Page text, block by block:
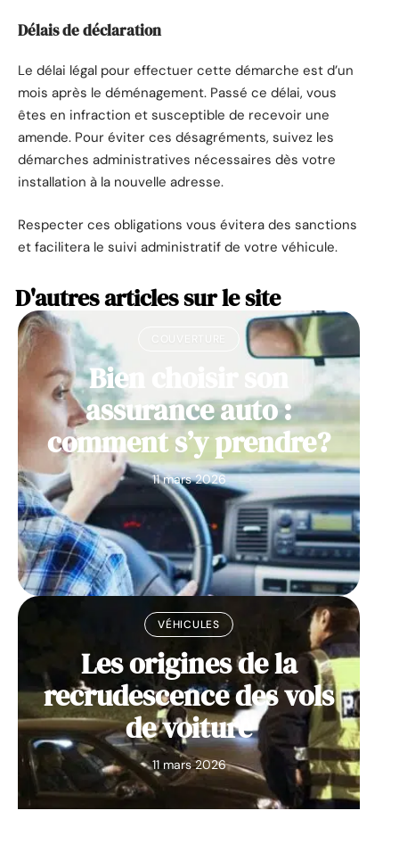
Délais de déclaration
Le délai légal pour effectuer cette démarche est d’un
mois après le déménagement. Passé ce délai, vous
êtes en infraction et susceptible de recevoir une
amende. Pour éviter ces désagréments, suivez les
démarches administratives nécessaires dès votre
installation à la nouvelle adresse.
Respecter ces obligations vous évitera des sanctions
et facilitera le suivi administratif de votre véhicule.
D'autres articles sur le site
Bien choisir son
assurance auto :
comment s’y prendre?
11 mars 2026
VÉHICULES
Les origines de la
recrudescence des vols
de voiture
11 mars 2026